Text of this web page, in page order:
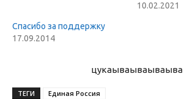
10.02.2021
Спасибо за поддержку
17.09.2014
цукаываываываыва
ТЕГИ Единая Россия